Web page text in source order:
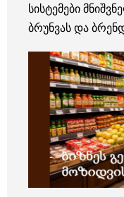
სისტემები
ბრუნვას და